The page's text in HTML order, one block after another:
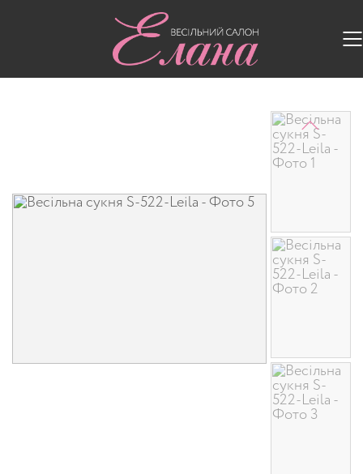
Весільні сукні/